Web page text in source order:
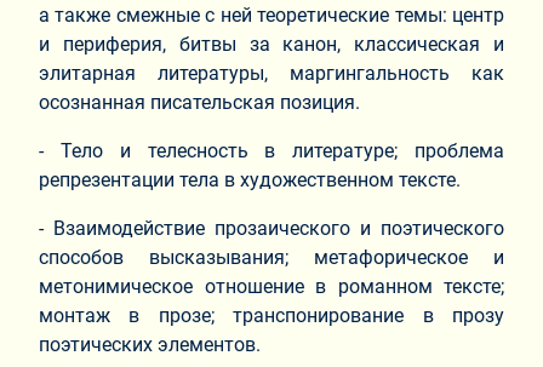
а также смежные с ней теоретические темы: центр
и периферия, битвы за канон, классическая и
элитарная литературы, маргингальность как
осознанная писательская позиция.
- Тело и телесность в литературе; проблема
репрезентации тела в художественном тексте.
- Взаимодействие прозаического и поэтического
способов высказывания; метафорическое и
метонимическое отношение в романном тексте;
монтаж в прозе; транспонирование в прозу
поэтических элементов.